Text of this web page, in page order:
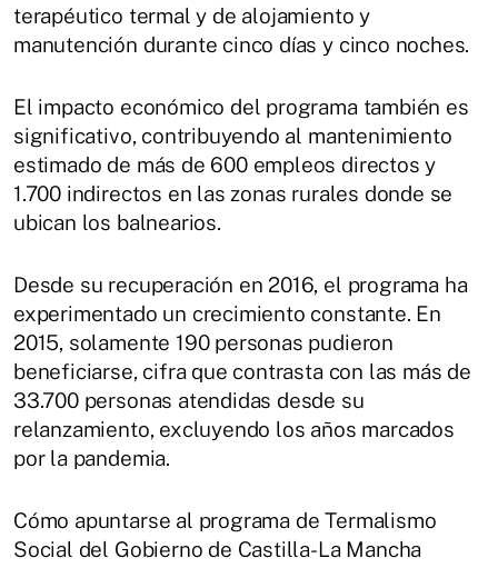
terapéutico termal y de alojamiento y
manutención durante cinco días y cinco noches.
El impacto económico del programa también es
significativo, contribuyendo al mantenimiento
estimado de más de 600 empleos directos y
1.700 indirectos en las zonas rurales donde se
ubican los balnearios​.
Desde su recuperación en 2016, el programa ha
experimentado un crecimiento constante. En
2015, solamente 190 personas pudieron
beneficiarse, cifra que contrasta con las más de
33.700 personas atendidas desde su
relanzamiento, excluyendo los años marcados
por la pandemia​​.
Cómo apuntarse al programa de Termalismo
Social del Gobierno de Castilla-La Mancha